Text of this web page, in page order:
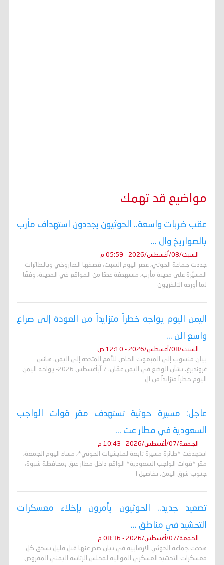
مواضيع قد تهمك
عقب ضربات واسعة.. الحوثيون يجددون استهداف مأرب
بالصواريخ وال ...
السبت/08/أغسطس/2026 - 05:59 م
جددت جماعة الحوثي، عصر اليوم السبت، قصفها الصاروخي وبالطائرات
المسيّرة على مدينة مأرب، مستهدفة عددًا من المواقع في المدينة، وفقًا
لما أورده التلفزيون
اليمن اليوم يواجه خطراً متزايداً من العودة إلى صراع
واسع الن ...
السبت/08/أغسطس/2026 - 12:10 ص
بيان منسوب إلى المبعوث الخاص للأمم المتحدة إلى اليمن، هانس
غروندبرغ، بشأن الوضع في اليمن عمّان، 7 آبأغسطس 2026- يواجه اليمن
اليوم خطراً متزايداً من ال
عاجل: مسيرة حوثية تستهدف مقر قوات الواجب
السعودية في مطار عت ...
الجمعة/07/أغسطس/2026 - 10:43 م
استهدفت *طائرة مسيرة تابعة لمليشيات الحوثي*، مساء اليوم الجمعة،
مقر *قوات الواجب السعودية* الواقع داخل مطار عتق بمحافظة شبوة،
جنوب شرق اليمن. تفاصيل ا
تصعيد جديد.. الحوثيون يأمرون بإخلاء معسكرات
التحشيد في مناطق ...
الجمعة/07/أغسطس/2026 - 08:36 م
هددت جماعة الحوثي الارهابية في بيان صدر عنها قبل قليل بسحق كل
معسكرات التحشيد العسكري الموالية لمجلس الرئاسة اليمني المفروض